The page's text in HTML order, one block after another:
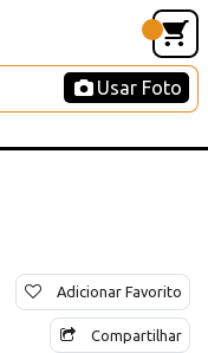
Usar Foto
Adicionar Favorito
Compartilhar